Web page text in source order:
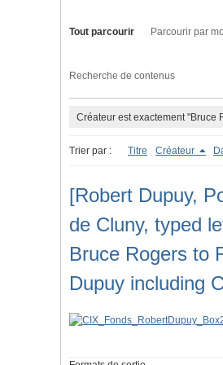
Tout parcourir Parcourir par
Recherche de contenus
Créateur est exactement "Bruce
Trier par : Titre Créateur
[Robert Dupuy,
de Cluny, typed
Bruce Rogers to
Dupuy including